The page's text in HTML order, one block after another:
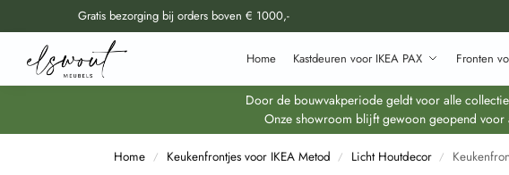
Gratis bezorging bij orders boven € 1000,-
Home Kastdeuren voor IKEA PAX Fronten
Doorzoek al onze producten
Door de bouwvakperiode geldt voor alle
Onze showroom blijft gewoon geopend voor
Home / Keukenfrontjes voor IKEA Metod / Licht Houtdecor /